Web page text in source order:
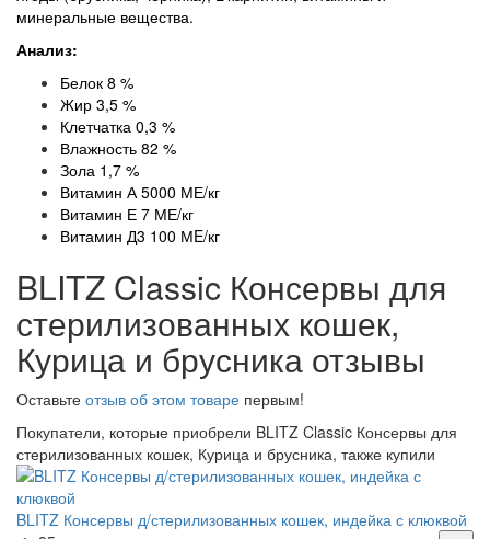
минеральные вещества.
Анализ:
Белок 8 %
Жир 3,5 %
Клетчатка 0,3 %
Влажность 82 %
Зола 1,7 %
Витамин А 5000 МЕ/кг
Витамин Е 7 МЕ/кг
Витамин Д3 100 МE/кг
BLITZ Classic Консервы для
стерилизованных кошек,
Курица и брусника отзывы
Оставьте отзыв об этом товаре первым!
Покупатели, которые приобрели BLITZ Classic Консервы для
стерилизованных кошек, Курица и брусника, также купили
BLITZ Консервы д/стерилизованных кошек, индейка с клюквой